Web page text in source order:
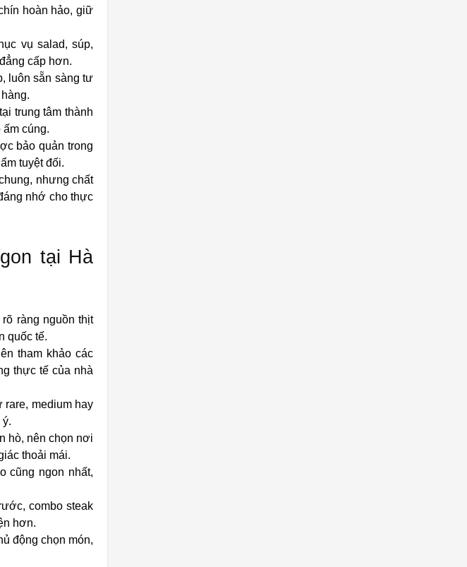
hoàn hảo, giữ
vụ salad, súp,
cấp hơn.
luôn sẵn sàng tư
trung tâm thành
cúng.
bảo quản trong
tuyệt đối.
nhưng chất
nhớ cho thực
tại Hà
ràng nguồn thịt
quốc tế.
tham khảo các
thực tế của nhà
medium hay
hò, nên chọn nơi
thoải mái.
cũng ngon nhất,
combo steak
hơn.
động chọn món,